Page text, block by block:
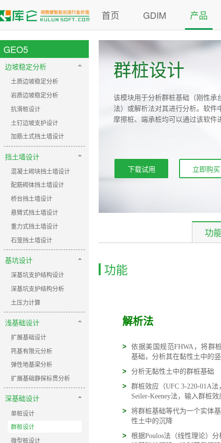
首页 GDIM 产品
GEO5
边坡稳定分析
土质边坡稳定分析
岩质边坡稳定分析
抗滑桩设计
土钉边坡支护设计
加筋土式挡土墙设计
挡土墙设计
混凝土砌块挡土墙设计
配筋砌体挡土墙设计
桥台挡土墙设计
悬臂式挡土墙设计
重力式挡土墙设计
石笼挡土墙设计
基坑设计
深基坑支护结构设计
深基坑支护结构分析
土压力计算
浅基础设计
扩展基础设计
笩基有限元分析
弹性地基梁分析
扩展基础静探标贯分析
深基础设计
单桩设计
群桩设计
微型桩设计
群桩设计
该模块用于分析群桩基础（刚性
法）或解析法对其进行分析。软
摩擦桩、端承桩均可以通过该软件
下载试用 立即购买
功
功能
解析法
>
依据美国规范FHWA，将群
基础，分析其在黏性土中的
> 分析无黏性土中的群桩基础
>
群桩效应（UFC 3-220-01A法
Seiler-Keeney法，输入群桩
>
将群桩基础等代为一个实体
性土中的沉降
>
根据Poulos法（线性理论）